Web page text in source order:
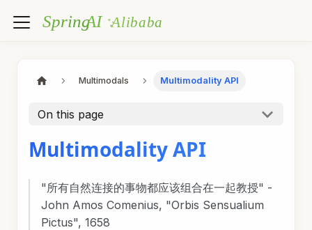
Multimodals Multimodality API
On this page
Multimodality API
"所有自然连接的事物都应该组合在一起教授" -
John Amos Comenius, "Orbis Sensualium
Pictus", 1658